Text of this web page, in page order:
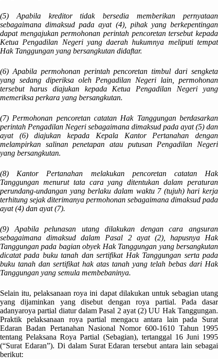
(5) Apabila kreditor tidak bersedia memberikan pernyataan
sebagaimana dimaksud pada ayat (4), pihak yang berkepentingan
dapat mengajukan permohonan perintah pencoretan tersebut kepada
Ketua Pengadilan Negeri yang daerah hukumnya meliputi tempat
Hak Tanggungan yang bersangkutan didaftar.
(6) Apabila permohonan perintah pencoretan timbul dari sengketa
yang sedang diperiksa oleh Pengadilan Negeri lain, permohonan
tersebut harus diajukan kepada Ketua Pengadilan Negeri yang
memeriksa perkara yang bersangkutan.
(7) Permohonan pencoretan catatan Hak Tanggungan berdasarkan
perintah Pengadilan Negeri sebagaimana dimaksud pada ayat (5) dan
ayat (6) diajukan kepada Kepala Kantor Pertanahan dengan
melampirkan salinan penetapan atau putusan Pengadilan Negeri
yang bersangkutan.
(8) Kantor Pertanahan melakukan pencoretan catatan Hak
Tanggungan menurut tata cara yang ditentukan dalam peraturan
perundang-undangan yang berlaku dalam waktu 7 (tujuh) hari kerja
terhitung sejak diterimanya permohonan sebagaimana dimaksud pada
ayat (4) dan ayat (7).
(9) Apabila pelunasan utang dilakukan dengan cara angsuran
sebagaimana dimaksud dalam Pasal 2 ayat (2), hapusnya Hak
Tanggungan pada bagian obyek Hak Tanggungan yang bersangkutan
dicatat pada buku tanah dan sertifikat Hak Tanggungan serta pada
buku tanah dan sertifikat hak atas tanah yang telah bebas dari Hak
Tanggungan yang semula membebaninya.
Selain itu, pelaksanaan roya ini dapat dilakukan untuk sebagian utang
yang dijaminkan yang disebut dengan roya partial. Pada dasar
adanyaroya partial diatur dalam Pasal 2 ayat (2) UU Hak Tanggungan.
Praktik pelaksanaan roya partial mengacu antara lain pada Surat
Edaran Badan Pertanahan Nasional Nomor 600-1610 Tahun 1995
tentang Pelaksana Roya Partial (Sebagian), tertanggal 16 Juni 1995
(“Surat Edaran”). Di dalam Surat Edaran tersebut antara lain sebagai
berikut: